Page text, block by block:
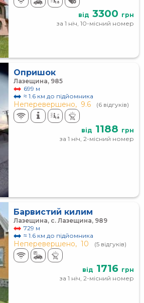
від 3300 грн
за 1 ніч, 10-місний номер
Опришок
Лазещина, 985
699 м
≈ 1.6 км до підйомника
Неперевершено, 9.6 (6 відгуків)
від 1188 грн
за 1 ніч, 2-місний номер
Барвистий килим
Лазещина, с. Лазещина, 989
729 м
≈ 1.6 км до підйомника
Неперевершено, 10 (5 відгуків)
від 1716 грн
за 1 ніч, 2-місний номер